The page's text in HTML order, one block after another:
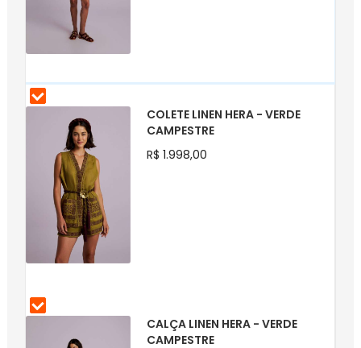
COLETE LINEN HERA - VERDE
CAMPESTRE
R$ 1.998,00
CALÇA LINEN HERA - VERDE
CAMPESTRE